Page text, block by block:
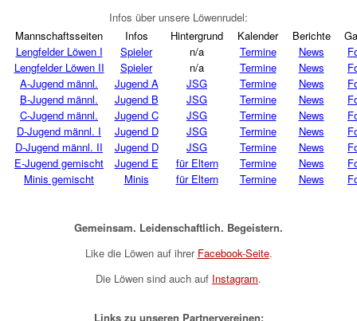
Infos über unsere Löwenrudel:
Mannschaftsseiten
Infos Hintergrund Kalender Berichte
Lengfelder Löwen I
Spieler n/a Termine News
Lengfelder Löwen II
Spieler n/a Termine News
A-Jugend männl.
Jugend A JSG Termine News
B-Jugend männl.
Jugend B JSG Termine News
C-Jugend männl.
Jugend C JSG Termine News
D-Jugend männl. I
Jugend D JSG Termine News
D-Jugend männl. II
Jugend D JSG Termine News
E-Jugend gemischt
Jugend E für Eltern Termine News
Minis gemischt
Minis für Eltern Termine News
Gemeinsam. Leidenschaftlich. Begeistern.
Like die Löwen auf ihrer Facebook-Seite.
Die Löwen sind auch auf Instagram.
Links zu unseren Partnervereinen: